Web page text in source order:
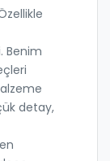
Benim
detay,